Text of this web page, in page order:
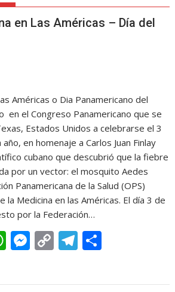
en Las Américas – Día del
Américas o Dia Panamericano del
en el Congreso Panamericano que se
Estados Unidos a celebrarse el 3
en homenaje a Carlos Juan Finlay
cubano que descubrió que la fiebre
por un vector: el mosquito Aedes
Panamericana de la Salud (OPS)
la Medicina en las Américas. El día 3 de
por la Federación…
W
at
M
ss
C
p
T
e m